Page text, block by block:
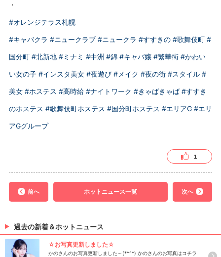
・
#オレンジテラス札幌
#キャバクラ #ニュークラブ #ニュークラ #すすきの #歌舞伎町 #
国分町 #北新地 #ミナミ #中洲 #錦 #キャバ嬢 #繁華街 #かわい
い女の子 #インスタ美女 #夜遊び #メイク #夜の街 #スタイル #
美女 #ホステス #高時給 #ナイトワーク #きゃばきゃば #すすき
のホステス #歌舞伎町ホステス #国分町ホステス #エリアG #エリ
アGグループ
1
前へ ホットニュース一覧 次へ
過去の新着＆ホットニュース
☆お写真更新しました☆
かのさんのお写真更新しました～(*^^*) かのさんのお写真はコチラ